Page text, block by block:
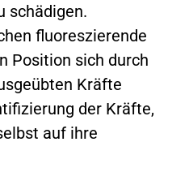
schädigen.
fluoreszierende
Position sich durch
Kräfte
der Kräfte,
auf ihre